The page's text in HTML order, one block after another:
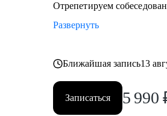
Отрепетируем
Развернуть
Ближайшая запись13
Записаться 5 990